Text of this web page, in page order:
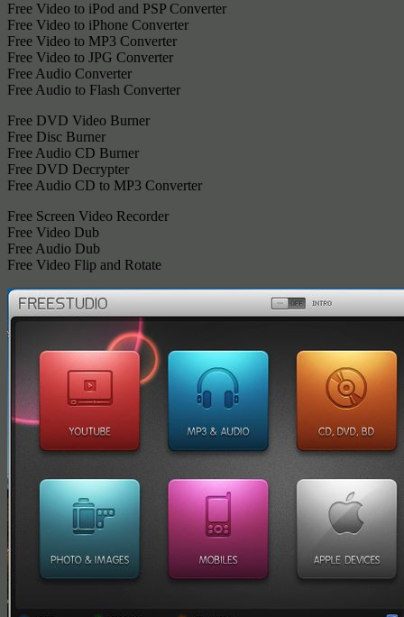
Free Video to iPod and PSP Converter
Free Video to iPhone Converter
Free Video to MP3 Converter
Free Video to JPG Converter
Free Audio Converter
Free Audio to Flash Converter
Free DVD Video Burner
Free Disc Burner
Free Audio CD Burner
Free DVD Decrypter
Free Audio CD to MP3 Converter
Free Screen Video Recorder
Free Video Dub
Free Audio Dub
Free Video Flip and Rotate